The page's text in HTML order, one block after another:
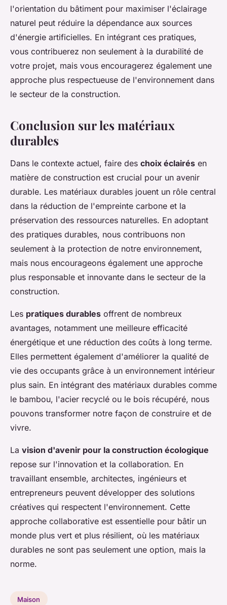
l'orientation du bâtiment pour maximiser l'éclairage
naturel peut réduire la dépendance aux sources
d'énergie artificielles. En intégrant ces pratiques,
vous contribuerez non seulement à la durabilité de
votre projet, mais vous encouragerez également une
approche plus respectueuse de l'environnement dans
le secteur de la construction.
Conclusion sur les matériaux
durables
Dans le contexte actuel, faire des choix éclairés en
matière de construction est crucial pour un avenir
durable. Les matériaux durables jouent un rôle central
dans la réduction de l'empreinte carbone et la
préservation des ressources naturelles. En adoptant
des pratiques durables, nous contribuons non
seulement à la protection de notre environnement,
mais nous encourageons également une approche
plus responsable et innovante dans le secteur de la
construction.
Les pratiques durables offrent de nombreux
avantages, notamment une meilleure efficacité
énergétique et une réduction des coûts à long terme.
Elles permettent également d'améliorer la qualité de
vie des occupants grâce à un environnement intérieur
plus sain. En intégrant des matériaux durables comme
le bambou, l'acier recyclé ou le bois récupéré, nous
pouvons transformer notre façon de construire et de
vivre.
La vision d'avenir pour la construction écologique
repose sur l'innovation et la collaboration. En
travaillant ensemble, architectes, ingénieurs et
entrepreneurs peuvent développer des solutions
créatives qui respectent l'environnement. Cette
approche collaborative est essentielle pour bâtir un
monde plus vert et plus résilient, où les matériaux
durables ne sont pas seulement une option, mais la
norme.
Maison